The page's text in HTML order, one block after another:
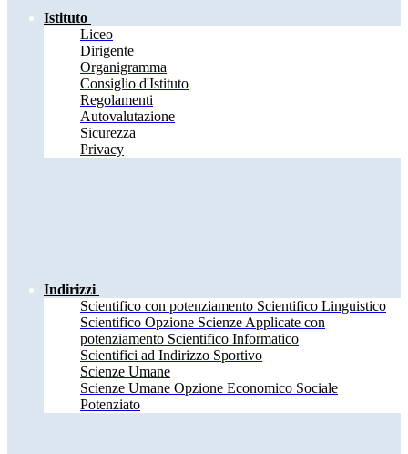
Istituto
Liceo
Dirigente
Organigramma
Consiglio d'Istituto
Regolamenti
Autovalutazione
Sicurezza
Privacy
Indirizzi
Scientifico con potenziamento Scientifico Linguistico
Scientifico Opzione Scienze Applicate con
potenziamento Scientifico Informatico
Scientifici ad Indirizzo Sportivo
Scienze Umane
Scienze Umane Opzione Economico Sociale
Potenziato